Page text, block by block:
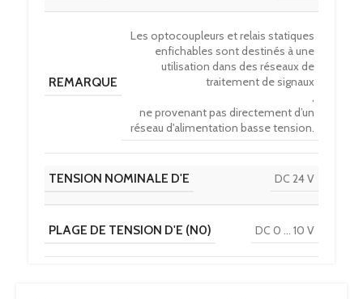
REMARQUE
Les optocoupleurs et relais statiques
enfichables sont destinés à une
utilisation dans des réseaux de
traitement de signaux
,
ne provenant pas directement d’un
réseau d'alimentation basse tension.
TENSION NOMINALE D'E DC 24 V
PLAGE DE TENSION D'E (N0) DC 0 … 10 V